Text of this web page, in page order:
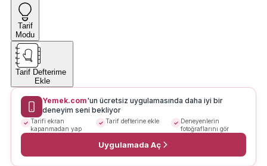
Tarif
Modu
Tarif Defterime
Ekle
Yemek.com'un ücretsiz uygulamasında daha iyi bir
deneyim seni bekliyor
Tarifi ekran
kapanmadan yap
Tarif defterine ekle
Deneyenlerin
fotoğraflarını gör
Uygulamada Aç